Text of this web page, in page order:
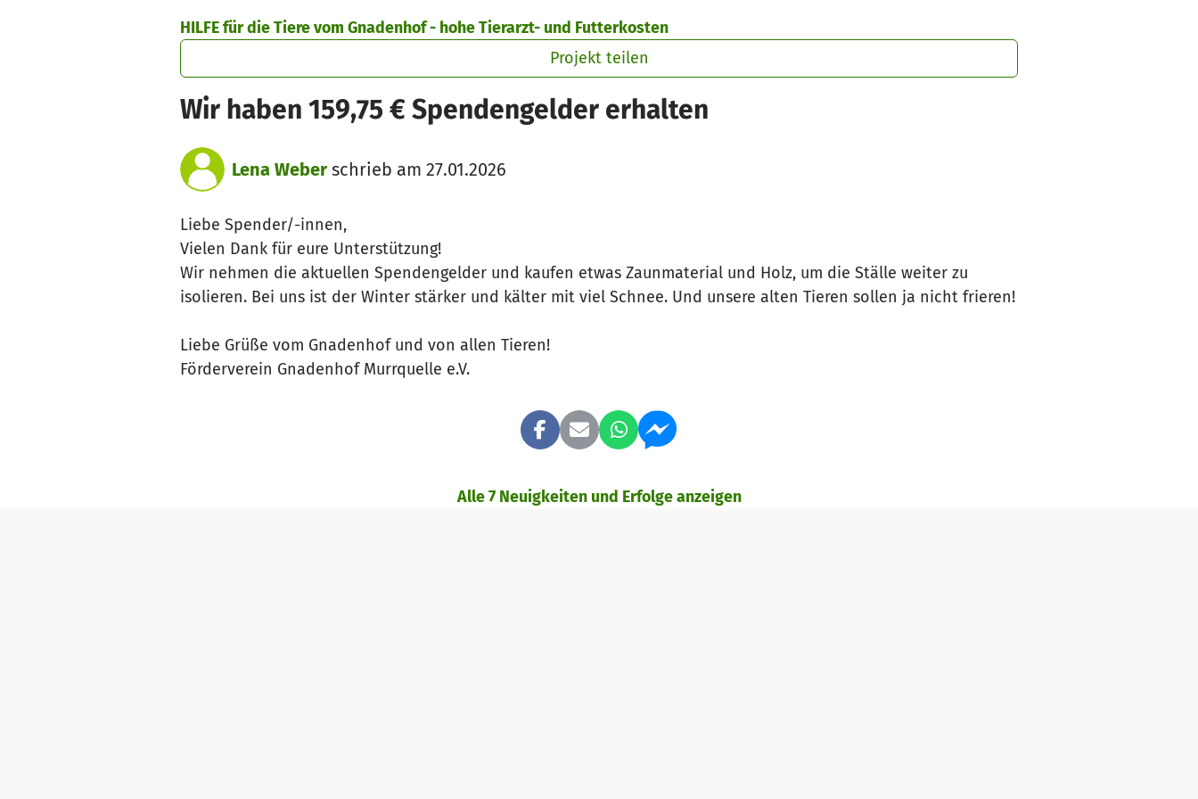
HILFE für die Tiere vom Gnadenhof - hohe Tierarzt- und Futterkosten
Projekt teilen
Wir haben 159,75 € Spendengelder erhalten
Lena Weber schrieb am 27.01.2026
Liebe Spender/-innen,
Vielen Dank für eure Unterstützung!
Wir nehmen die aktuellen Spendengelder und kaufen etwas Zaunmaterial und Holz, um die Ställe weiter zu
isolieren. Bei uns ist der Winter stärker und kälter mit viel Schnee. Und unsere alten Tieren sollen ja nicht frieren!
Liebe Grüße vom Gnadenhof und von allen Tieren!
Förderverein Gnadenhof Murrquelle e.V.
Alle 7 Neuigkeiten und Erfolge anzeigen